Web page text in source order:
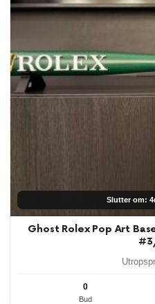
Slutter om:
Ghost Rolex Pop Art
0
Bud